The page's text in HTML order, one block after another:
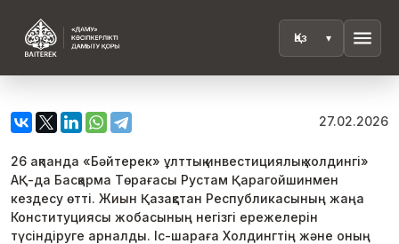
menu
27.02.2026
26 ақпанда «Бәйтерек» ұлттық инвестициялық холдингі»
АҚ-да Басқарма Төрағасы Рустам Қарагойшинмен
кездесу өтті. Жиын Қазақстан Республикасының жаңа
Конституциясы жобасының негізгі ережелерін
түсіндіруге арналды. Іс-шараға Холдингтің және оның